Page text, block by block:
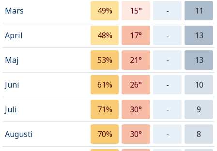
Mars 49% 15° - 11
April 48% 17° - 13
Maj 53% 21° - 13
Juni 61% 26° - 10
Juli 71% 30° - 9
Augusti 70% 30° - 8